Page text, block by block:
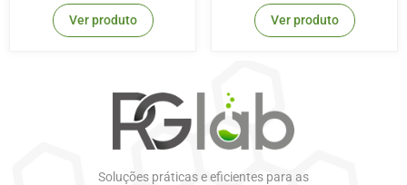
Ver produto Ver produto
Soluções práticas e eficientes para as